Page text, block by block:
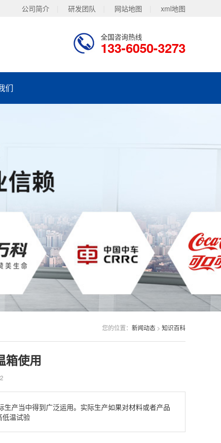
公司简介 研发团队 网站地图 xml地图
全国咨询热线
133-6050-3273
们
您的位置： 新闻动态 > 知识百科
箱使用
产当中得到广泛运用。实际生产如果对材料或者产品
低温试验